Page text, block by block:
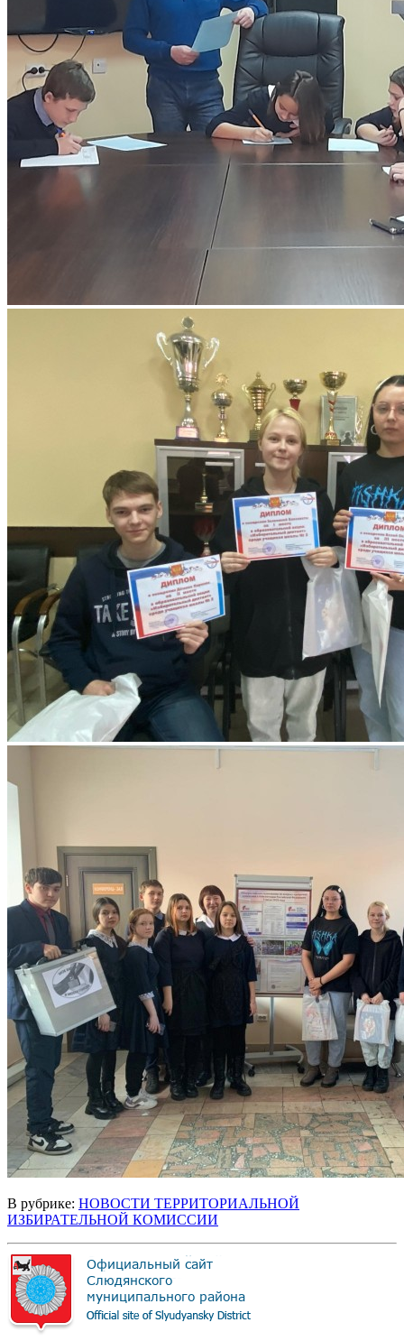
В рубрике: НОВОСТИ ТЕРРИТОРИАЛЬНОЙ
ИЗБИРАТЕЛЬНОЙ КОМИССИИ